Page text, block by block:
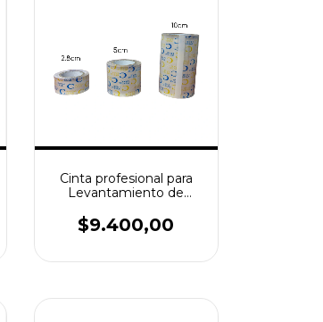
Cinta profesional para
Levantamiento de
50mm x 20mts
$9.400,00